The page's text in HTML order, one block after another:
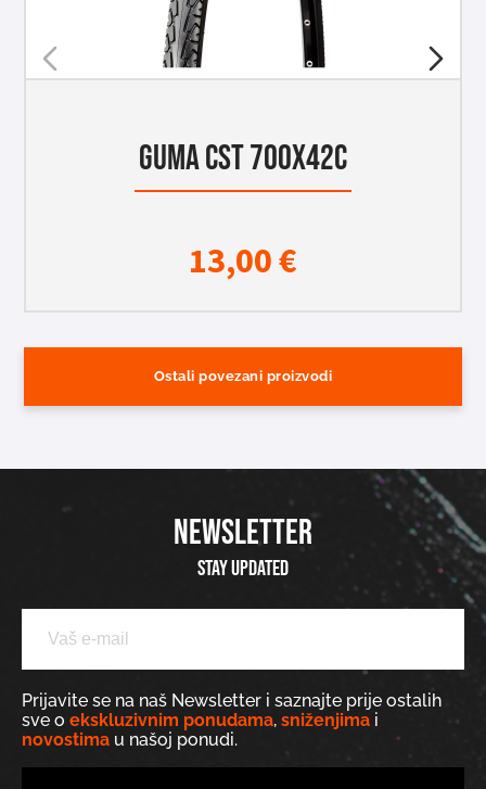
GUMA CST 700x42C
13,00€
Ostali povezani proizvodi
NEWSLETTER
Stay updated
Prijavite se na naš Newsletter i saznajte prije ostalih
sve o ekskluzivnim ponudama, sniženjima i
novostima u našoj ponudi.